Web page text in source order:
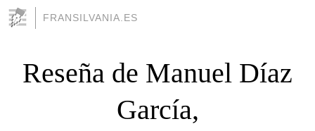
FRANSILVANIA.ES
Reseña de Manuel Díaz
García,